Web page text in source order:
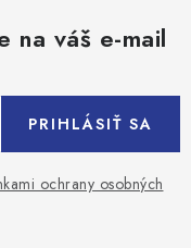
na váš e-mail
ochrany osobných
PRIHLÁSIŤ SA